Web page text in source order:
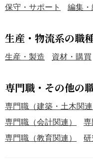
保守・サポート
編集
生産・物流系の職
生産・製造 資材・購買
専門職・その他の
専門職（建築・土木関連
専門職（会計関連）
専
専門職（教育関連）